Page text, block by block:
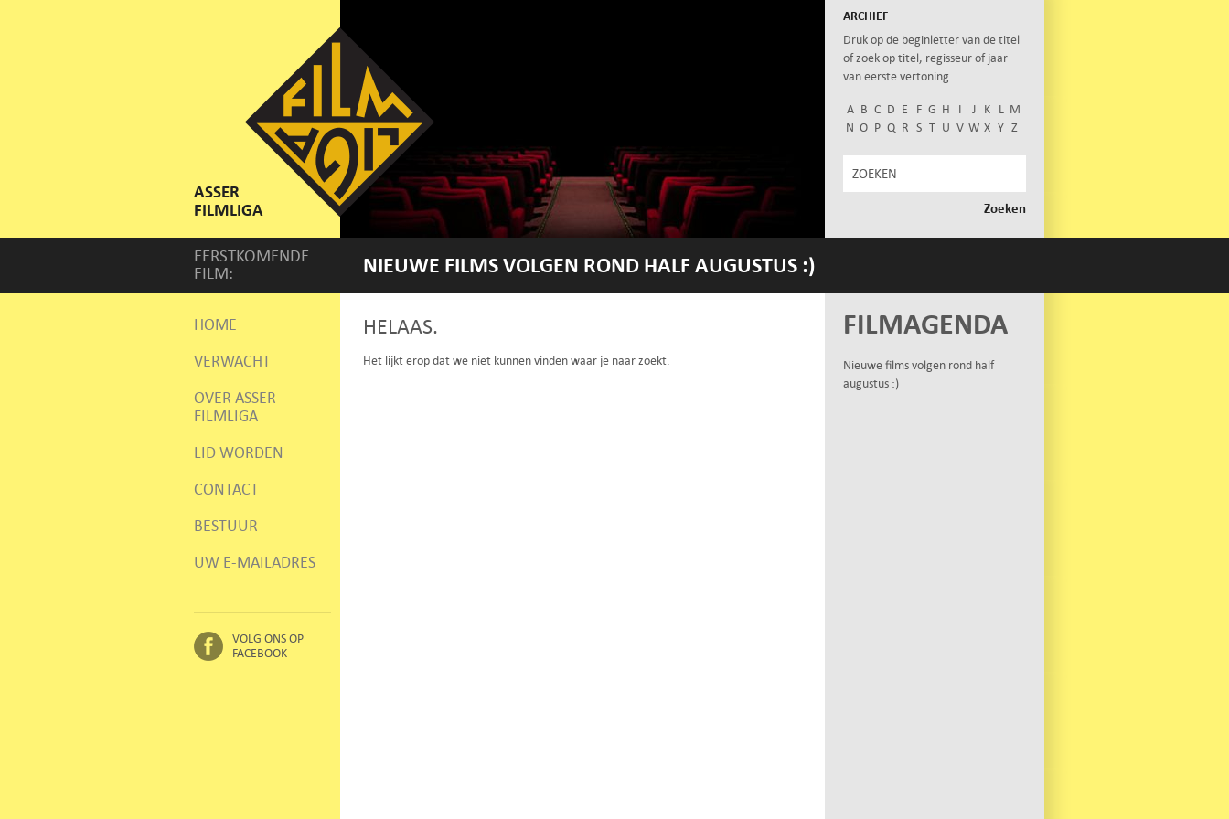
ASSER
FILMLIGA
ARCHIEF
Druk op de beginletter van de titel
of zoek op titel, regisseur of jaar
van eerste vertoning.
A B C D E F G H I J K L M
N O P Q R S T U V W X Y Z
EERSTKOMENDE
FILM:
NIEUWE FILMS VOLGEN ROND HALF AUGUSTUS :)
HOME
VERWACHT
OVER ASSER
FILMLIGA
LID WORDEN
CONTACT
BESTUUR
UW E-MAILADRES
VOLG ONS OP
FACEBOOK
HELAAS.
Het lijkt erop dat we niet kunnen vinden waar je naar zoekt.
FILMAGENDA
Nieuwe films volgen rond half
augustus :)